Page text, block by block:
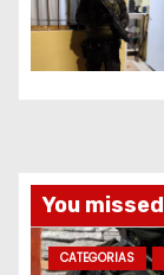
r
a
a
s
You missed
CATEGORIAS